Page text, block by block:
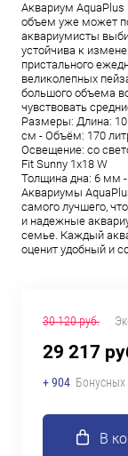
Аквариум AquaPlus
объем уже может
аквариумисты
устойчива к
пристального
великолепных
большого объема
чувствовать
Размеры: Длина:
см - Объём: 170
Освещение: со
Fit Sunny 1х18 W
Толщина дна: 6 мм
Аквариумы
самого лучшего,
и надежные
семье. Каждый
оценит удобный и
30 120 руб.
29 217
+ 904 Бонусных
В